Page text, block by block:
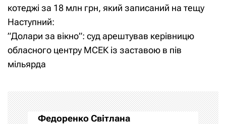
а
в
і
г
а
ц
котеджі за 18 млн грн, який записаний на тещу
Наступний:
”Долари за вікно”: суд арештував керівницю
обласного центру МСЕК із заставою в пів
мільярда
Федоренко Світлана